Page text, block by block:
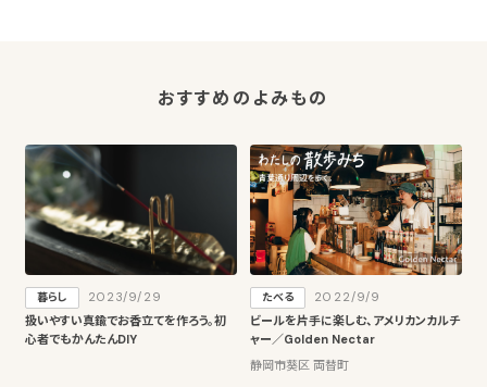
おすすめのよみもの
暮らし
2023/9/29
扱いやすい真鍮でお香立てを作ろう。初
心者でもかんたんDIY
たべる
2022/9/9
ビールを片手に楽しむ、アメリカンカルチ
ャー／Golden Nectar
静岡市葵区 両替町